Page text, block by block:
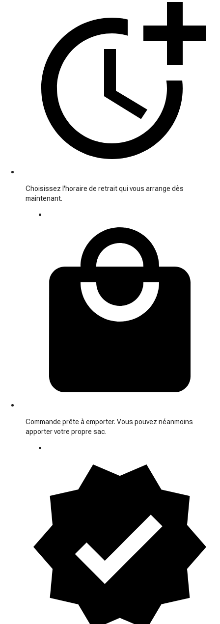
Choisissez l'horaire de retrait qui vous arrange dès
maintenant.
Commande prête à emporter. Vous pouvez néanmoins
apporter votre propre sac.